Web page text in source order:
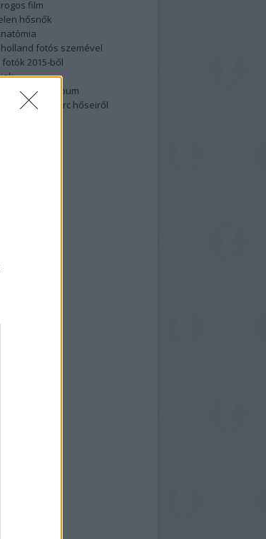
film
hősnők
fotós szemével
2015-ből
meztelen album
szabadságharc hőseiről